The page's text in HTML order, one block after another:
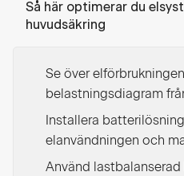
Så här optimerar du
huvudsäkring
Se över
belastningsdiagram
Installera
elanvändningen och
Använd